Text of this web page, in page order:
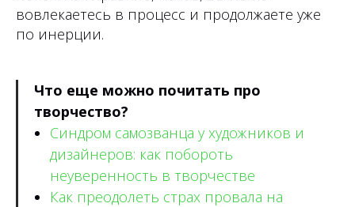
вовлекаетесь в процесс и продолжаете уже
по инерции.
Что еще можно почитать про
творчество?
Синдром самозванца у художников и
дизайнеров: как побороть
неуверенность в творчестве
Как преодолеть страх провала на